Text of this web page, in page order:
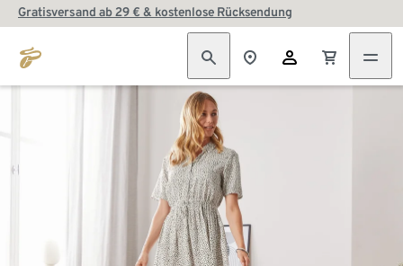
Gratisversand ab 29 € & kostenlose Rücksendung